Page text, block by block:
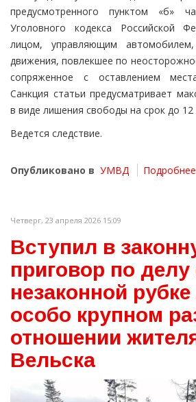
предусмотренного пунктом «б»
Уголовного кодекса Российской
лицом, управляющим
движения, повлекшее по
сопряженное с оставлением
Санкция статьи предусматривает
в виде лишения свободы на срок до 12
Ведется следствие.
Опубликовано в УМВД Подробнее
Четверг, 23 апреля 2026 15:09
Вступил в
приговор по делу
незаконной
особо крупном
отношении
Вельска